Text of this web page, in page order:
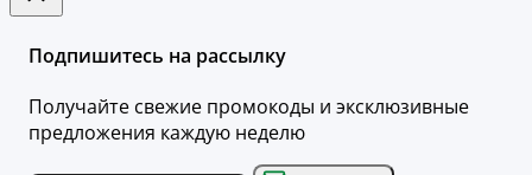
Подпишитесь на рассылку
Получайте свежие промокоды и эксклюзивные
предложения каждую неделю